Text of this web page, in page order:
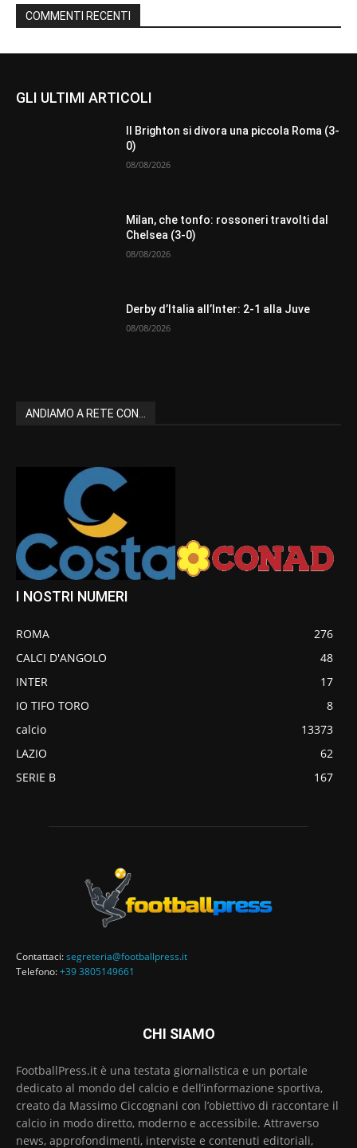
COMMENTI RECENTI
GLI ULTIMI ARTICOLI
Il Brighton si divora una piccola Roma (3-
0)
08/08/2026
Milan, che tonfo: rossoneri travolti dal
Chelsea (3-0)
08/08/2026
Derby d’Italia all’Inter: 2-1 alla Juve
08/08/2026
ANDIAMO A RETE CON...
I NOSTRI NUMERI
ROMA
276
CALCI D'ANGOLO
48
INTER
17
IO TIFO TORO
8
calcio
13373
LAZIO
62
SERIE B
167
Contattaci:segreteria@footballpress.it
Telefono:+39 3805149661
CHI SIAMO
FootballPress.it è una testata giornalistica e un portale
dedicato al mondo del calcio e dell’informazione sportiva,
creato da Massimo Ciccognani con l’obiettivo di raccontare il
calcio in modo diretto, moderno e accessibile. Attraverso
news, approfondimenti, interviste e contenuti editoriali,